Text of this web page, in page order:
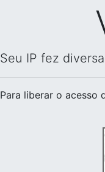
Seu IP fez
Para liberar o acesso